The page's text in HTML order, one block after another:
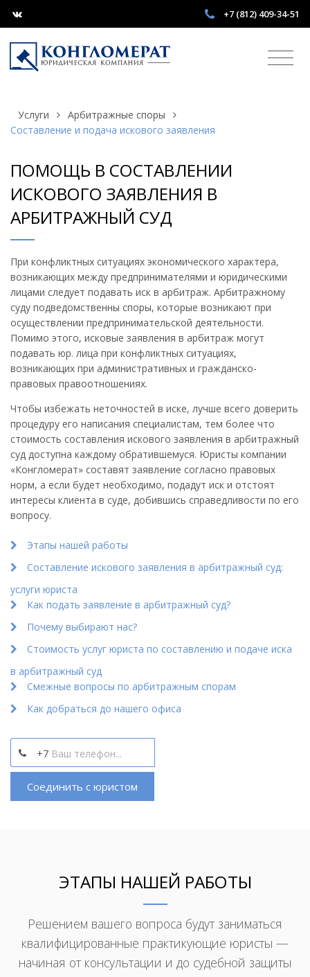
+7 (812) 409-34-51
Услуги
Арбитражные споры
Составление и подача искового заявления
ПОМОЩЬ В СОСТАВЛЕНИИ
ИСКОВОГО ЗАЯВЛЕНИЯ В
АРБИТРАЖНЫЙ СУД
При конфликтных ситуациях экономического характера,
возникающих между предпринимателями и юридическими
лицами следует подавать иск в арбитраж. Арбитражному
суду подведомственны споры, которые возникают при
осуществлении предпринимательской деятельности.
Помимо этого, исковые заявления в арбитраж могут
подавать юр. лица при конфликтных ситуациях,
возникающих при административных и гражданско-
правовых правоотношениях.
Чтобы избежать неточностей в иске, лучше всего доверить
процедуру его написания специалистам, тем более что
стоимость составления искового заявления в арбитражный
суд доступна каждому обратившемуся. Юристы компании
«Конгломерат» составят заявление согласно правовых
норм, а если будет необходимо, подадут иск и отстоят
интересы клиента в суде, добившись справедливости по его
вопросу.
Этапы нашей работы
Составление искового заявления в арбитражный суд:
услуги юриста
Как подать заявление в арбитражный суд?
Почему выбирают нас?
Стоимость услуг юриста по составлению и подаче иска
в арбитражный суд
Смежные вопросы по арбитражным спорам
Как добраться до нашего офиса
+7
Соединить с юристом
ЭТАПЫ НАШЕЙ РАБОТЫ
Решением вашего вопроса будут заниматься
квалифицированные практикующие юристы —
начиная от консультации и до судебной защиты